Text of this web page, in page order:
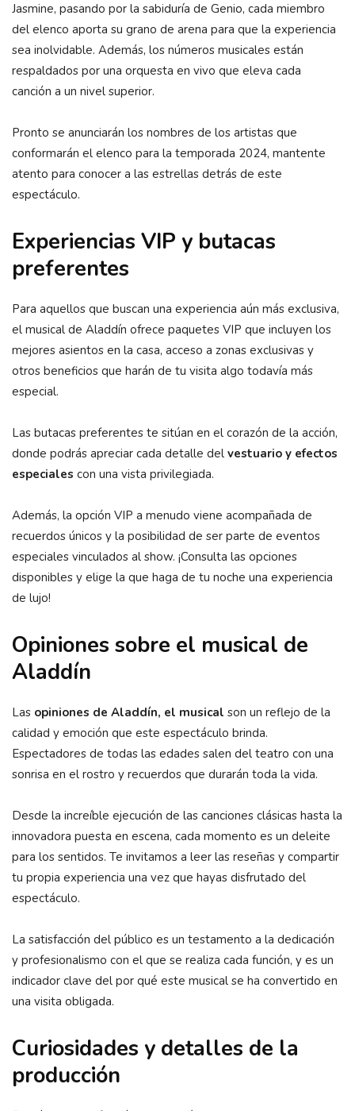
Jasmine, pasando por la sabiduría de Genio, cada miembro
del elenco aporta su grano de arena para que la experiencia
sea inolvidable. Además, los números musicales están
respaldados por una orquesta en vivo que eleva cada
canción a un nivel superior.
Pronto se anunciarán los nombres de los artistas que
conformarán el elenco para la temporada 2024, mantente
atento para conocer a las estrellas detrás de este
espectáculo.
Experiencias VIP y butacas
preferentes
Para aquellos que buscan una experiencia aún más exclusiva,
el musical de Aladdín ofrece paquetes VIP que incluyen los
mejores asientos en la casa, acceso a zonas exclusivas y
otros beneficios que harán de tu visita algo todavía más
especial.
Las butacas preferentes te sitúan en el corazón de la acción,
donde podrás apreciar cada detalle del vestuario y efectos
especiales con una vista privilegiada.
Además, la opción VIP a menudo viene acompañada de
recuerdos únicos y la posibilidad de ser parte de eventos
especiales vinculados al show. ¡Consulta las opciones
disponibles y elige la que haga de tu noche una experiencia
de lujo!
Opiniones sobre el musical de
Aladdín
Las opiniones de Aladdín, el musical son un reflejo de la
calidad y emoción que este espectáculo brinda.
Espectadores de todas las edades salen del teatro con una
sonrisa en el rostro y recuerdos que durarán toda la vida.
Desde la increíble ejecución de las canciones clásicas hasta la
innovadora puesta en escena, cada momento es un deleite
para los sentidos. Te invitamos a leer las reseñas y compartir
tu propia experiencia una vez que hayas disfrutado del
espectáculo.
La satisfacción del público es un testamento a la dedicación
y profesionalismo con el que se realiza cada función, y es un
indicador clave del por qué este musical se ha convertido en
una visita obligada.
Curiosidades y detalles de la
producción